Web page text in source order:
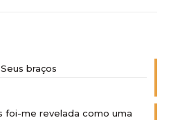
braços
foi-me revelada como uma